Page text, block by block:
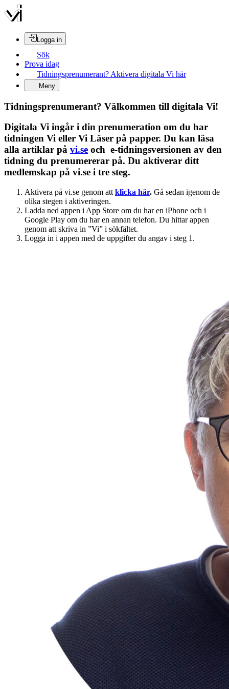
Logga in
Sök
Prova idag
Tidningsprenumerant? Aktivera digitala Vi här
Meny
Tidningsprenumerant? Välkommen till digitala Vi!
Digitala Vi ingår i din prenumeration om du har
tidningen Vi eller Vi Läser på papper. Du kan läsa
alla artiklar på vi.se och e-tidningsversionen av den
tidning du prenumererar på. Du aktiverar ditt
medlemskap på vi.se i tre steg.
Aktivera på vi.se genom att klicka här. Gå sedan igenom de
olika stegen i aktiveringen.
Ladda ned appen i App Store om du har en iPhone och i
Google Play om du har en annan telefon. Du hittar appen
genom att skriva in ”Vi” i sökfältet.
Logga in i appen med de uppgifter du angav i steg 1.